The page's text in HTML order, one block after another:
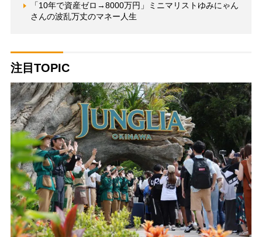
「10年で資産ゼロ→8000万円」ミニマリストゆみにゃん
さんの波乱万丈のマネー人生
注目TOPIC